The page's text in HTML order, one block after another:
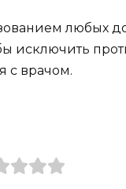
любых
исключить
с врачом.